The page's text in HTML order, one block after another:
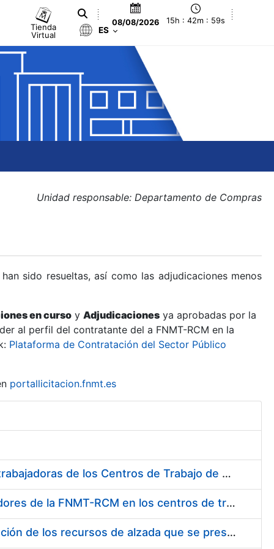
Tienda
Virtual
08/08/2026 15h : 42m : 59s
ES
Unidad responsable: Departamento de Compras
sido resueltas, así como las adjudicaciones menos
en curso y Adjudicaciones ya aprobadas por la
al perfil del contratante del a FNMT-RCM en la
Plataforma de Contratación del Sector Público
portallicitacion.fnmt.es
Suministro de Protectores Auditivos a medida para las personas trabajadoras de los Centros de Trabajo de Madrid y Burgos
Suministro de gafas graduadas antiproyecciones para los trabajadores de la FNMT-RCM en los centros de trabajo de Madrid y Burgos
Servicios de una empresa externa para el asesoramiento y resolución de los recursos de alzada que se presentan relacionados con procesos de selección para la FNMT-RCM